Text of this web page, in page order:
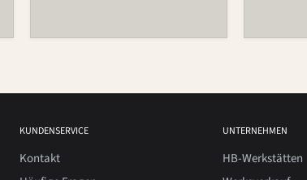
KUNDENSERVICE
Kontakt
UNTERNEHMEN
HB-Werkstätten